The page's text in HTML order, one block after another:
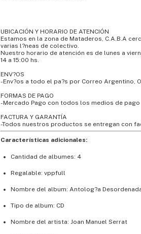
UBICACIÓN Y HORARIO DE ATENCIÓN
Estamos en la zona de Mataderos, C.A.B.A
varias l?neas de colectivo.
Nuestro horario de atención es de lunes a
14 a 15:00 hs.
ENV?OS
-Env?os a todo el pa?s por Correo Argentino,
FORMAS DE PAGO
-Mercado Pago con todos los medios de pago
FACTURA Y GARANTÍA
-Todos nuestros productos se entregan con
Características adicionales:
Cantidad de albumes: 4
Regalable: vppfull
Nombre del album: Antolog?a
Tipo de album: CD
Nombre del artista: Joan Manuel Serrat